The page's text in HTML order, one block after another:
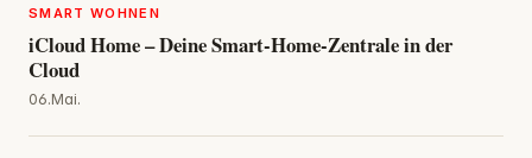
SMART WOHNEN
iCloud Home – Deine Smart‑Home‑Zentrale in der
Cloud
06.Mai.